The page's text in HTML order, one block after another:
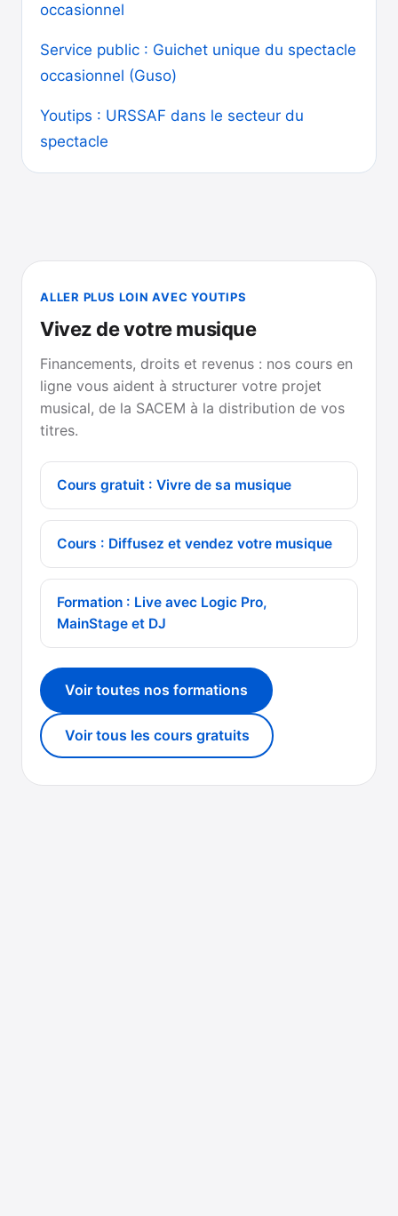
occasionnel
Service public : Guichet unique du spectacle
occasionnel (Guso)
Youtips : URSSAF dans le secteur du
spectacle
ALLER PLUS LOIN AVEC YOUTIPS
Vivez de votre musique
Financements, droits et revenus : nos cours en
ligne vous aident à structurer votre projet
musical, de la SACEM à la distribution de vos
titres.
Cours gratuit : Vivre de sa musique
Cours : Diffusez et vendez votre musique
Formation : Live avec Logic Pro,
MainStage et DJ
Voir toutes nos formations
Voir tous les cours gratuits